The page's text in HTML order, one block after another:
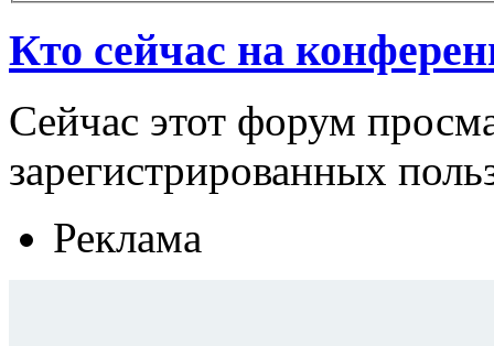
Кто сейчас на
Сейчас этот форум
зарегистрированных
Реклама